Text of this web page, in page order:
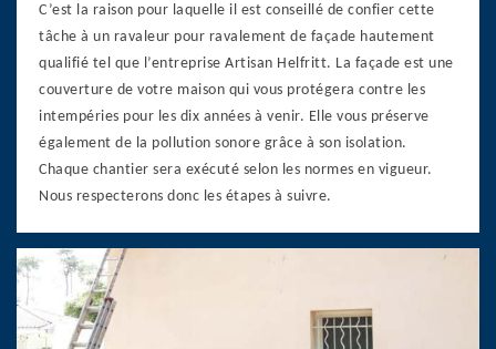
C’est la raison pour laquelle il est conseillé de confier cette
tâche à un ravaleur pour ravalement de façade hautement
qualifié tel que l’entreprise Artisan Helfritt. La façade est une
couverture de votre maison qui vous protégera contre les
intempéries pour les dix années à venir. Elle vous préserve
également de la pollution sonore grâce à son isolation.
Chaque chantier sera exécuté selon les normes en vigueur.
Nous respecterons donc les étapes à suivre.